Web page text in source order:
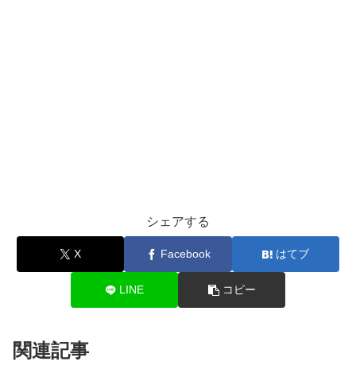
シェアする
X Facebook はてブ
LINE コピー
関連記事